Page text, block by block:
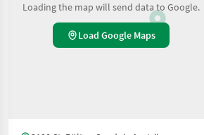
Loading the map will send data to Google.
Load Google Maps